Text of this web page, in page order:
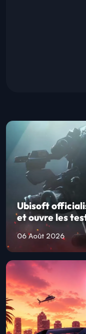
Ubisoft
et ouvre les
06 Août 2026